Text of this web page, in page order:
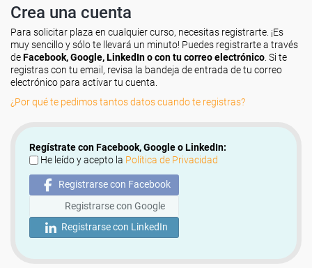
Crea una cuenta
Para solicitar plaza en cualquier curso, necesitas registrarte. ¡Es
muy sencillo y sólo te llevará un minuto! Puedes registrarte a través
deFacebook, Google, LinkedIn o con tu correo electrónico . Si te
registras con tu email, revisa la bandeja de entrada de tu correo
electrónico para activar tu cuenta.
¿Por qué te pedimos tantos datos cuando te registras?
Regístrate con Facebook, Google o LinkedIn:
He leído y acepto la Política de Privacidad
Registrarse con Facebook
Registrarse con Google
Registrarse con LinkedIn